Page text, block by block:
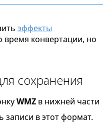
эффекты
время конвертации, но
сохранения
WMZв нижней части
записи в этот формат.